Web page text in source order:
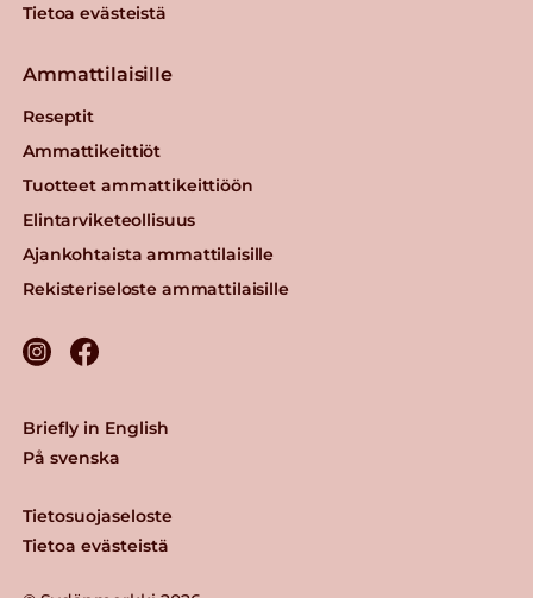
Tietoa evästeistä
Ammattilaisille
Reseptit
Ammattikeittiöt
Tuotteet ammattikeittiöön
Elintarviketeollisuus
Ajankohtaista ammattilaisille
Rekisteriseloste ammattilaisille
Tietosuojaseloste
Tietoa evästeistä
Briefly in English
På svenska